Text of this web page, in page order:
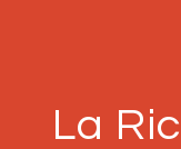
La